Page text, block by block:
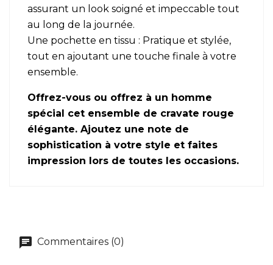
assurant un look soigné et impeccable tout
au long de la journée.
Une pochette en tissu : Pratique et stylée,
tout en ajoutant une touche finale à votre
ensemble.
Offrez-vous ou offrez à un homme
spécial cet ensemble de cravate rouge
élégante. Ajoutez une note de
sophistication à votre style et faites
impression lors de toutes les occasions.
Commentaires (0)